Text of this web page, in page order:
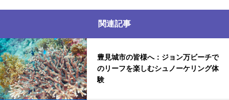
関連記事
豊見城市の皆様へ：ジョン万ビーチで
のリーフを楽しむシュノーケリング体
験